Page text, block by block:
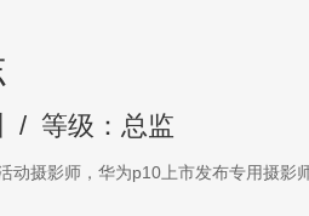
/ 等级：总监
动摄影师，华为p10上市发布专用摄